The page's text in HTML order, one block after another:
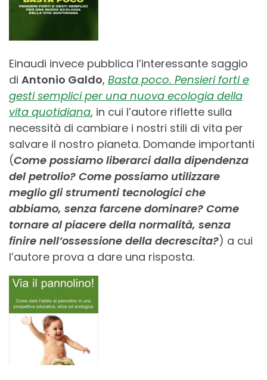
Einaudi invece pubblica l’interessante saggio
di Antonio Galdo, Basta poco. Pensieri forti e
gesti semplici per una nuova ecologia della
vita quotidiana, in cui l’autore riflette sulla
necessità di cambiare i nostri stili di vita per
salvare il nostro pianeta. Domande importanti
(Come possiamo liberarci dalla dipendenza
del petrolio? Come possiamo utilizzare
meglio gli strumenti tecnologici che
abbiamo, senza farcene dominare? Come
tornare al piacere della normalità, senza
finire nell’ossessione della decrescita?) a cui
l’autore prova a dare una risposta.